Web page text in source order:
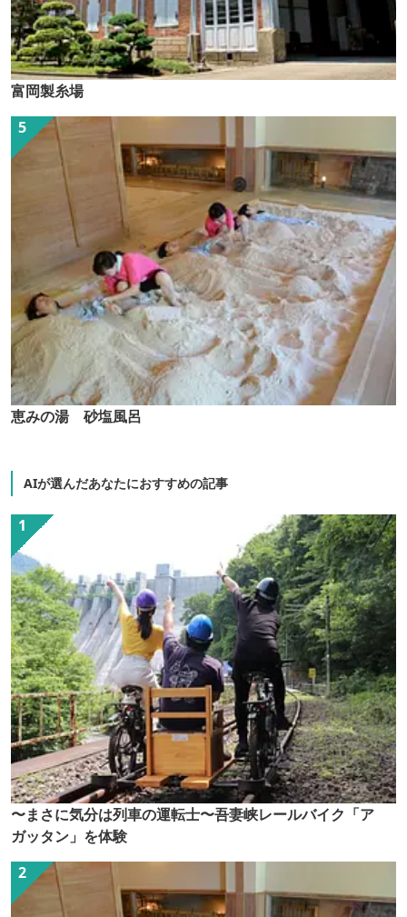
富岡製糸場
恵みの湯 砂塩風呂
AIが選んだあなたにおすすめの記事
〜まさに気分は列車の運転士〜吾妻峡レールバイク「ア
ガッタン」を体験